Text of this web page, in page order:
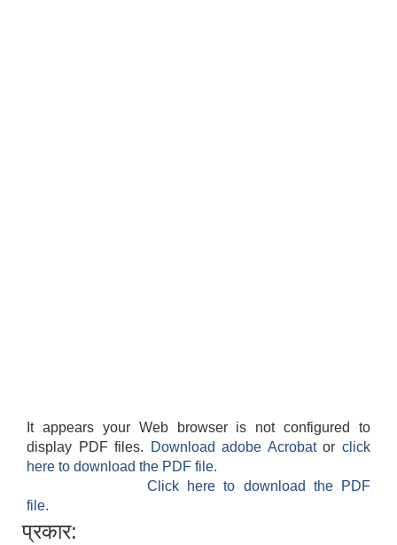
It appears your Web browser is not configured to
display PDF files.
Download adobe Acrobatorclick
here to download the PDF file.
Click here to download the PDF
file.
प्रकार: